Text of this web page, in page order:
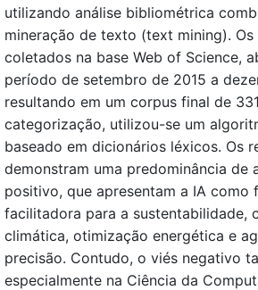
utilizando análise bibliométrica
mineração de texto (text mining).
coletados na base Web of Science,
período de setembro de 2015 a
resultando em um corpus final de
categorização, utilizou-se um
baseado em dicionários léxicos. Os
demonstram uma predominância de
positivo, que apresentam a IA como
facilitadora para a sustentabilidade,
climática, otimização energética e
precisão. Contudo, o viés negativo
especialmente na Ciência da